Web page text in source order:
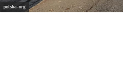
polska-org